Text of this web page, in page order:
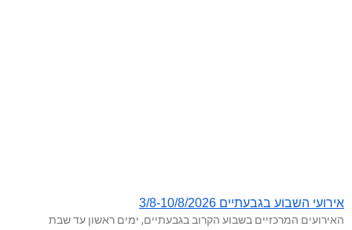
אירועי השבוע בגבעתיים 3/8-10/8/2026
האירועים המרכזיים בשבוע הקרוב בגבעתיים, ימים ראשון עד שבת